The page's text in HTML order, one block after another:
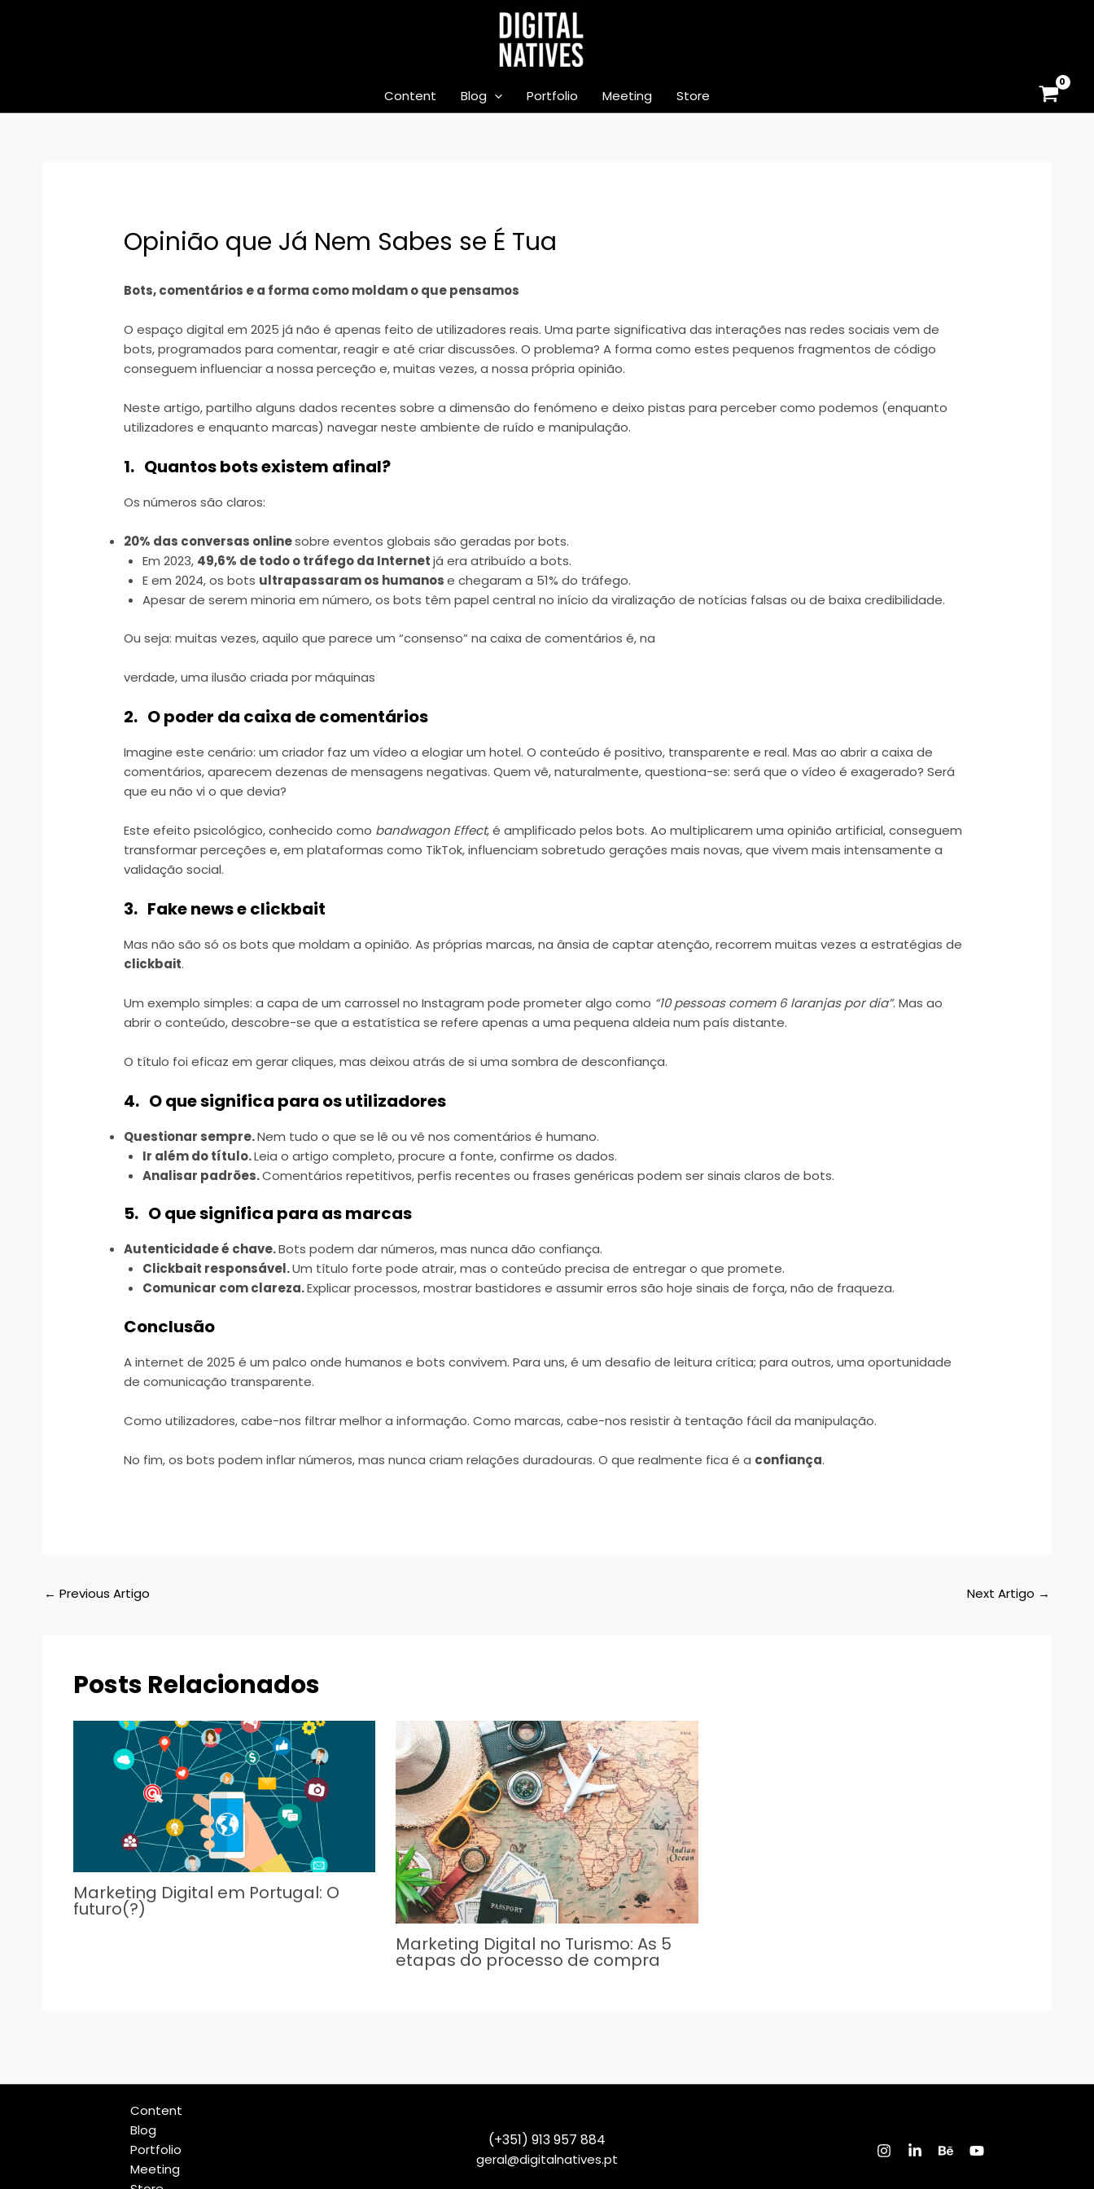
Content Blog Portfolio Meeting Store
Opinião que Já Nem Sabes se É Tua
Bots, comentários e a forma como moldam o que pensamos
O espaço digital em 2025 já não é apenas feito de utilizadores reais. Uma parte significativa das interações nas redes sociais vem de
bots, programados para comentar, reagir e até criar discussões. O problema? A forma como estes pequenos fragmentos de código
conseguem influenciar a nossa perceção e, muitas vezes, a nossa própria opinião.
Neste artigo, partilho alguns dados recentes sobre a dimensão do fenómeno e deixo pistas para perceber como podemos (enquanto
utilizadores e enquanto marcas) navegar neste ambiente de ruído e manipulação.
1. Quantos bots existem afinal?
Os números são claros:
20% das conversas onlinesobre eventos globais são geradas por bots.
Em 2023, 49,6% de todo o tráfego da Internetjá era atribuído a bots.
E em 2024, os bots ultrapassaram os humanose chegaram a 51% do tráfego.
Apesar de serem minoria em número, os bots têm papel central no início da viralização de notícias falsas ou de baixa credibilidade.
Ou seja: muitas vezes, aquilo que parece um “consenso” na caixa de comentários é, na
verdade, uma ilusão criada por máquinas
2. O poder da caixa de comentários
Imagine este cenário: um criador faz um vídeo a elogiar um hotel. O conteúdo é positivo, transparente e real. Mas ao abrir a caixa de
comentários, aparecem dezenas de mensagens negativas. Quem vê, naturalmente, questiona-se: será que o vídeo é exagerado? Será
que eu não vi o que devia?
Este efeito psicológico, conhecido como bandwagon Effect, é amplificado pelos bots. Ao multiplicarem uma opinião artificial, conseguem
transformar perceções e, em plataformas como TikTok, influenciam sobretudo gerações mais novas, que vivem mais intensamente a
validação social.
3. Fake news e clickbait
Mas não são só os bots que moldam a opinião. As próprias marcas, na ânsia de captar atenção, recorrem muitas vezes a estratégias de
clickbait.
Um exemplo simples: a capa de um carrossel no Instagram pode prometer algo como “10 pessoas comem 6 laranjas por dia”. Mas ao
abrir o conteúdo, descobre-se que a estatística se refere apenas a uma pequena aldeia num país distante.
O título foi eficaz em gerar cliques, mas deixou atrás de si uma sombra de desconfiança.
4. O que significa para os utilizadores
Questionar sempre.Nem tudo o que se lê ou vê nos comentários é humano.
Ir além do título.Leia o artigo completo, procure a fonte, confirme os dados.
Analisar padrões.Comentários repetitivos, perfis recentes ou frases genéricas podem ser sinais claros de bots.
5. O que significa para as marcas
Autenticidade é chave.Bots podem dar números, mas nunca dão confiança.
Clickbait responsável.Um título forte pode atrair, mas o conteúdo precisa de entregar o que promete.
Comunicar com clareza.Explicar processos, mostrar bastidores e assumir erros são hoje sinais de força, não de fraqueza.
Conclusão
A internet de 2025 é um palco onde humanos e bots convivem. Para uns, é um desafio de leitura crítica; para outros, uma oportunidade
de comunicação transparente.
Como utilizadores, cabe-nos filtrar melhor a informação. Como marcas, cabe-nos resistir à tentação fácil da manipulação.
No fim, os bots podem inflar números, mas nunca criam relações duradouras. O que realmente fica é a confiança.
← Previous Artigo Next Artigo →
Posts Relacionados
Marketing Digital em Portugal: O
futuro(?)
Marketing Digital no Turismo: As 5
etapas do processo de compra
Content
Blog
Portfolio
Meeting
(+351) 913 957 884
geral@digitalnatives.pt